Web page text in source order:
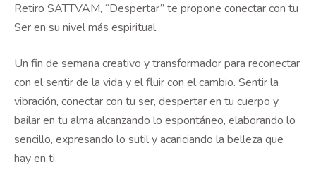
Retiro SATTVAM, “Despertar” te propone conectar con tu
Ser en su nivel más espiritual.
Un fin de semana creativo y transformador para reconectar
con el sentir de la vida y el fluir con el cambio. Sentir la
vibración, conectar con tu ser, despertar en tu cuerpo y
bailar en tu alma alcanzando lo espontáneo, elaborando lo
sencillo, expresando lo sutil y acariciando la belleza que
hay en ti.